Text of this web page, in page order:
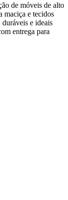
de móveis de alto
maciça e tecidos
e ideais
entrega para